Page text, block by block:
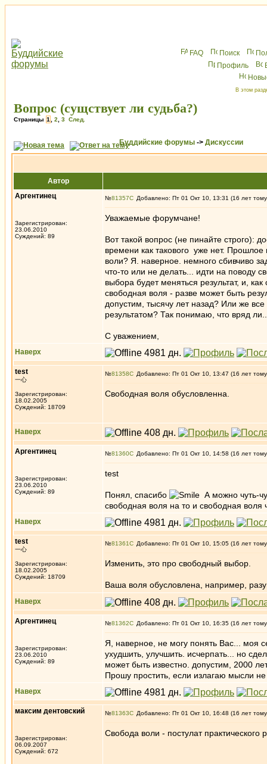
FAQ Поиск
Профиль
В этом
Вопрос (сущствует ли судьба?)
Страницы 1 2 3 След.
Буддийские форумы -> Дискуссии
Автор
Аргентинец
Зарегистрирован:
23.06.2010
Суждений: 89
№81357 Добавлено: Пт 01 Окт 10, 13:31 (16 лет
Уважаемые форумчане!
Вот такой вопрос (не пинайте строго):
времени как такового уже нет.
воли? Я. наверное. немного сбивчиво
что-то или не делать... идти на поводу
выбора будет меняться результат, и,
свободная воля - разве может быть
допустим, тысячу лет назад? Или же
результатом? Так понимаю, что вряд
С уважением,
Наверх
test
一心
Зарегистрирован:
18.02.2005
Суждений: 18709
№81358 Добавлено: Пт 01 Окт 10, 13:47 (16 лет
Свободная воля обусловленна.
Наверх
Аргентинец
Зарегистрирован:
23.06.2010
Суждений: 89
№81360 Добавлено: Пт 01 Окт 10, 14:58 (16 лет
test
Понял, спасибо
А можно чуть-
свободная воля на то и свободная
Наверх
test
一心
Зарегистрирован:
18.02.2005
Суждений: 18709
№81361 Добавлено: Пт 01 Окт 10, 15:05 (16 лет
Изменить, это про свободный выбор.
Ваша воля обусловлена, например,
Наверх
Аргентинец
Зарегистрирован:
23.06.2010
Суждений: 89
№81362 Добавлено: Пт 01 Окт 10, 16:35 (16 лет
Я, наверное, не могу понять Вас... моя
ухудшить, улучшить. исчерпать... но
может быть известно. допустим, 2000
Прошу простить, если излагаю мысли
Наверх
максим дентовский
Зарегистрирован:
06.09.2007
Суждений: 672
№81363 Добавлено: Пт 01 Окт 10, 16:48 (16 лет
Свобода воли - постулат практического